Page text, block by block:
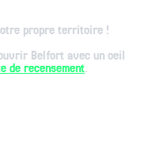
propre territoire !
Belfort avec un oeil
de recensement.